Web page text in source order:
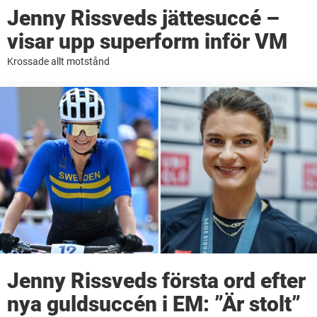
Jenny Rissveds jättesuccé –
visar upp superform inför VM
Krossade allt motstånd
Jenny Rissveds första ord efter
nya guldsuccén i EM: ”Är stolt”